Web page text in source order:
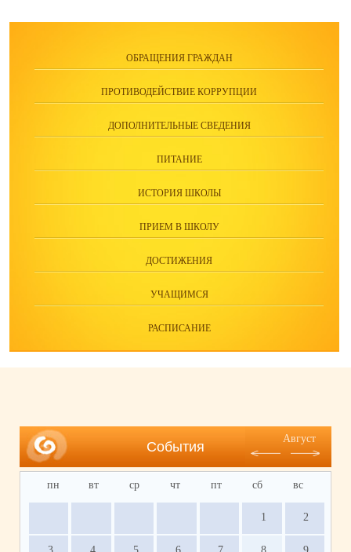
ОБРАЩЕНИЯ ГРАЖДАН
ПРОТИВОДЕЙСТВИЕ КОРРУПЦИИ
ДОПОЛНИТЕЛЬНЫЕ СВЕДЕНИЯ
ПИТАНИЕ
ИСТОРИЯ ШКОЛЫ
ПРИЕМ В ШКОЛУ
ДОСТИЖЕНИЯ
УЧАЩИМСЯ
РАСПИСАНИЕ
События
Август
пн вт ср чт пт сб вс
1 2